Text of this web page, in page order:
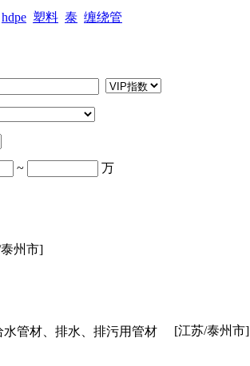
hdpe 塑料 泰 缠绕管
~ 万
州市]
水管材、排水、排污用管材
[江苏/泰州市]